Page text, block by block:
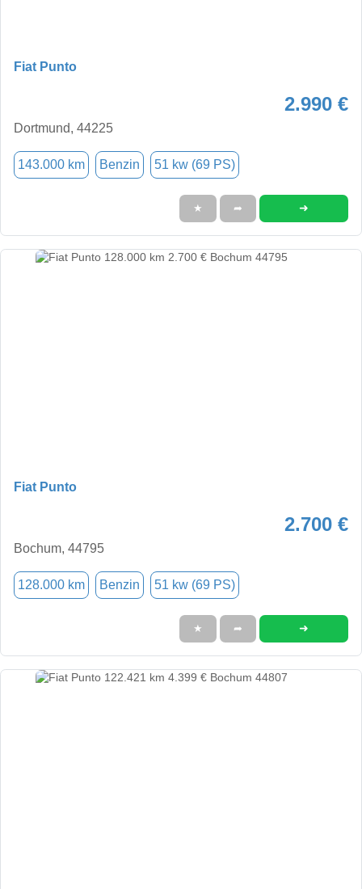
Fiat Punto
2.990 €
Dortmund, 44225
143.000 km Benzin 51 kw (69 PS)
★ ➦ ➜
Fiat Punto
2.700 €
Bochum, 44795
128.000 km Benzin 51 kw (69 PS)
★ ➦ ➜